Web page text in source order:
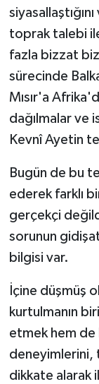
toprak talebi
fazla bizzat biz
sürecinde
Mısır'a
dağılmalar ve
Kevnî Ayetin
Bugün de bu
ederek farklı
gerçekçi
sorunun
bilgisi var.
İçine düşmüş
kurtulmanın
etmek hem de
deneyimlerini,
dikkate alarak